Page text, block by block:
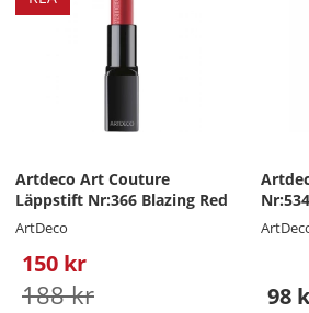
Artdeco Art Couture
Läppstift Nr:366 Blazing Red
ArtDeco
150 kr
188 kr 98